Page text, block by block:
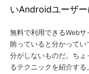
いAndroidユーザ
無料で利用できるWeb
賄っていると分かって
分がしないものだ。ちょ
るテクニックを紹介する。